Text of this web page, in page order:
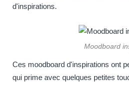
d'inspirations.
Moodboard
Ces moodboard d'inspirations ont
qui prime avec quelques petites